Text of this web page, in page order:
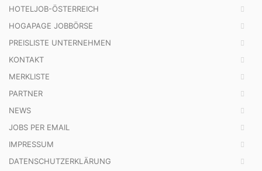
HOTELJOB-ÖSTERREICH
HOGAPAGE JOBBÖRSE
PREISLISTE UNTERNEHMEN
KONTAKT
MERKLISTE
PARTNER
NEWS
JOBS PER EMAIL
IMPRESSUM
DATENSCHUTZERKLÄRUNG